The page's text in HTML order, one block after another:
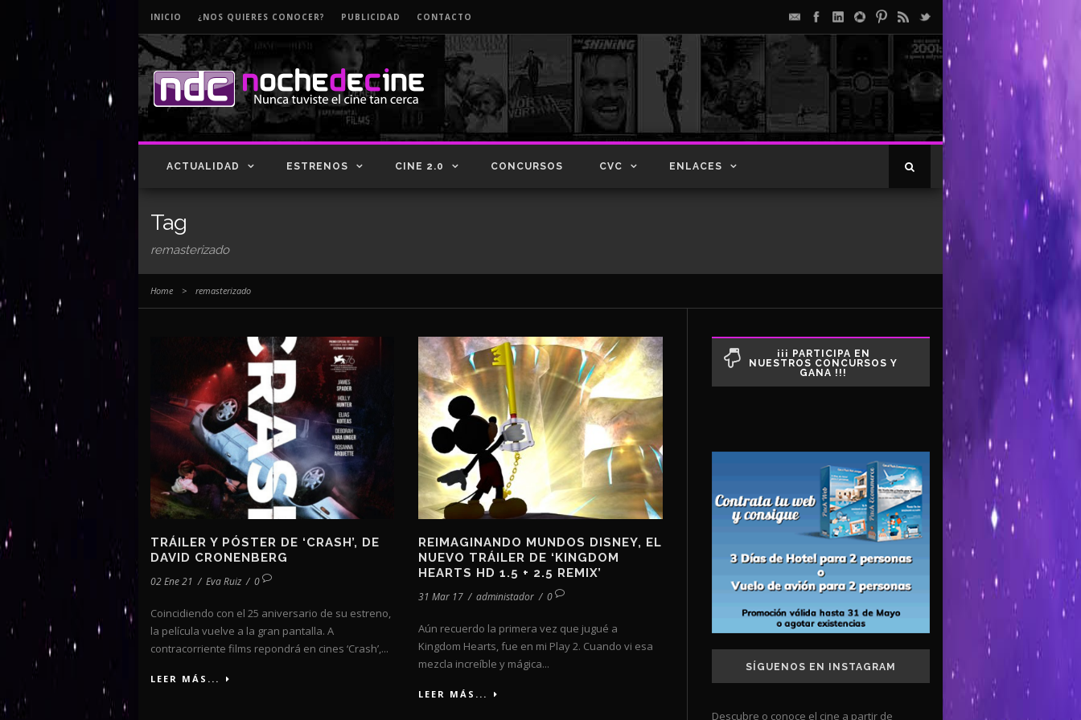
INICIO ¿NOS QUIERES CONOCER? PUBLICIDAD CONTACTO
ACTUALIDAD ESTRENOS CINE 2.0 CONCURSOS CVC ENLACES
Tag
remasterizado
Home > remasterizado
TRÁILER Y PÓSTER DE ‘CRASH’, DE
DAVID CRONENBERG
02 Ene 21 / Eva Ruiz / 0
Coincidiendo con el 25 aniversario de su estreno,
la película vuelve a la gran pantalla. A
contracorriente films repondrá en cines ‘Crash’,...
LEER MÁS...
REIMAGINANDO MUNDOS DISNEY, EL
NUEVO TRÁILER DE ‘KINGDOM
HEARTS HD 1.5 + 2.5 REMIX’
31 Mar 17 / administador / 0
Aún recuerdo la primera vez que jugué a
Kingdom Hearts, fue en mi Play 2. Cuando vi esa
mezcla increíble y mágica...
LEER MÁS...
¡¡¡ PARTICIPA EN
NUESTROS CONCURSOS Y
GANA !!!
SÍGUENOS EN INSTAGRAM
Descubre o conoce el cine a partir de